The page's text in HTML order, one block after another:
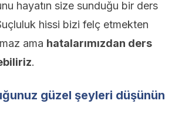
hayatın size sunduğu bir ders
hissi bizi felç etmekten
ama hatalarımızdan ders
.
güzel şeyleri düşünün